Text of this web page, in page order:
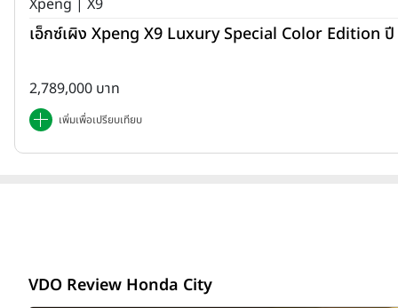
Xpeng | X9
เอ็กซ์เผิง Xpeng X9 Luxury Special Color Edition
2,789,000 บาท
เพิ่มเพื่อเปรียบเทียบ
VDO Review Honda City